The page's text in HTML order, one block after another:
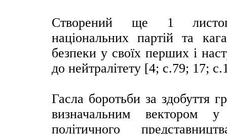
Створений ще 1
національних партій та
безпеки у своїх перших і
до нейтралітету [4; с.79; 17;
Гасла боротьби за здобуття
визначальним вектором у
політичного